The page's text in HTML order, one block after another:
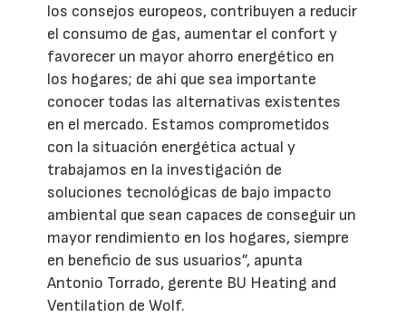
los consejos europeos, contribuyen a reducir
el consumo de gas, aumentar el confort y
favorecer un mayor ahorro energético en
los hogares; de ahí que sea importante
conocer todas las alternativas existentes
en el mercado. Estamos comprometidos
con la situación energética actual y
trabajamos en la investigación de
soluciones tecnológicas de bajo impacto
ambiental que sean capaces de conseguir un
mayor rendimiento en los hogares, siempre
en beneficio de sus usuarios”, apunta
Antonio Torrado, gerente BU Heating and
Ventilation de Wolf.